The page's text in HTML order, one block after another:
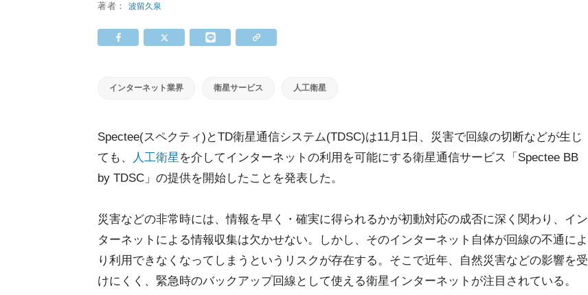
著者：波留久泉
インターネット業界 衛星サービス 人工衛星
Spectee(スペクティ)とTD衛星通信システム(TDSC)は11月1日、災害で回線の切断などが生じ
ても、
人工衛星 を介してインターネットの利用を可能にする衛星通信サービス「Spectee BB
by TDSC」の提供を開始したことを発表した。
災害などの非常時には、情報を早く・確実に得られるかが初動対応の成否に深く関わり、イン
ターネットによる情報収集は欠かせない。しかし、そのインターネット自体が回線の不通によ
り利用できなくなってしまうというリスクが存在する。そこで近年、自然災害などの影響を受
けにくく、緊急時のバックアップ回線として使える衛星インターネットが注目されている。